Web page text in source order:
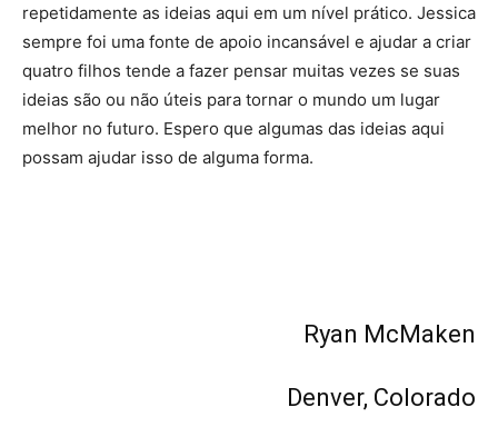
repetidamente as ideias aqui em um nível prático. Jessica
sempre foi uma fonte de apoio incansável e ajudar a criar
quatro filhos tende a fazer pensar muitas vezes se suas
ideias são ou não úteis para tornar o mundo um lugar
melhor no futuro. Espero que algumas das ideias aqui
possam ajudar isso de alguma forma.
Ryan McMaken
Denver, Colorado